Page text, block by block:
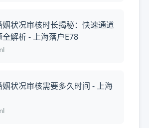
姻状况审核时长揭秘：快速通道
解析 - 上海落户E78
姻状况审核需要多久时间 - 上海